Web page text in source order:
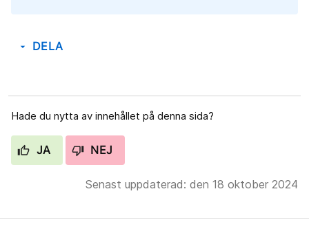
arrow_drop_down DELA
Hade du nytta av innehållet på denna sida?
JA NEJ
Senast uppdaterad: den 18 oktober 2024